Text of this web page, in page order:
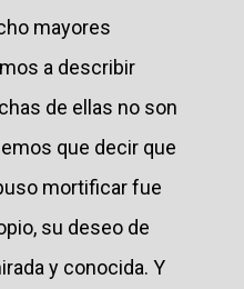
mayores
a describir
de ellas no son
que decir que
mortificar fue
su deseo de
y conocida. Y